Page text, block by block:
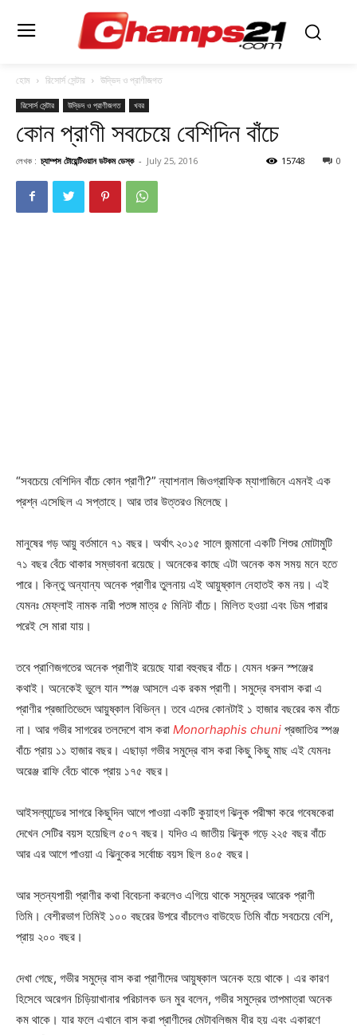
হোম রিসোর্স সেন্টার উদ্ভিদ ও প্রাণীজগত
রিসোর্স সেন্টার উদ্ভিদ ও প্রাণীজগত খবর
কোন প্রাণী সবচেয়ে বেশিদিন বাঁচে
লেখক : চ্যাম্পস টোয়েন্টিওয়ান ডটকম ডেস্ক - July 25, 2016 0
15748
“সবচেয়ে বেশিদিন বাঁচে কোন প্রাণী?” ন্যাশনাল জিওগ্রাফিক ম্যাগাজিনে এমনই এক
প্রশ্ন এসেছিল এ সপ্তাহে। আর তার উত্তরও মিলেছে।
মানুষের গড় আয়ু বর্তমানে ৭১ বছর। অর্থাৎ ২০১৫ সালে জন্মানো একটি শিশুর মোটামুটি
৭১ বছর বেঁচে থাকার সম্ভাবনা রয়েছে। অনেকের কাছে এটা অনেক কম সময় মনে হতে
পারে। কিন্তু অন্যান্য অনেক প্রাণীর তুলনায় এই আয়ুষ্কাল নেহাতই কম নয়। এই
যেমনঃ মেফ্লাই নামক নারী পতঙ্গ মাত্র ৫ মিনিট বাঁচে। মিলিত হওয়া এবং ডিম পারার
পরেই সে মারা যায়।
তবে প্রাণিজগতের অনেক প্রাণীই রয়েছে যারা বহুবছর বাঁচে। যেমন ধরুন স্পঞ্জের
কথাই। অনেকেই ভুলে যান স্পঞ্জ আসলে এক রকম প্রাণী। সমুদ্রে বসবাস করা এ
প্রাণীর প্রজাতিভেদে আয়ুষ্কাল বিভিন্ন। তবে এদের কোনটাই ১ হাজার বছরের কম বাঁচে
না। আর গভীর সাগরের তলদেশে বাস করা Monorhaphis chuni প্রজাতির স্পঞ্জ
বাঁচে প্রায় ১১ হাজার বছর। এছাড়া গভীর সমুদ্রে বাস করা কিছু কিছু মাছ এই যেমনঃ
অরেঞ্জ রাফি বেঁচে থাকে প্রায় ১৭৫ বছর।
আইসল্যান্ডের সাগরে কিছুদিন আগে পাওয়া একটি কুয়াহগ ঝিনুক পরীক্ষা করে গবেষকেরা
দেখেন সেটির বয়স হয়েছিল ৫০৭ বছর। যদিও এ জাতীয় ঝিনুক গড়ে ২২৫ বছর বাঁচে
আর এর আগে পাওয়া এ ঝিনুকের সর্বোচ্চ বয়স ছিল ৪০৫ বছর।
আর স্তন্যপায়ী প্রাণীর কথা বিবেচনা করলেও এগিয়ে থাকে সমুদ্রের আরেক প্রাণী
তিমি। বেশীরভাগ তিমিই ১০০ বছরের উপরে বাঁচলেও বাউহেড তিমি বাঁচে সবচেয়ে বেশি,
প্রায় ২০০ বছর।
দেখা গেছে, গভীর সমুদ্রে বাস করা প্রাণীদের আয়ুষ্কাল অনেক হয়ে থাকে। এর কারণ
হিসেবে অরেগন চিড়িয়াখানার পরিচালক ডন মুর বলেন, গভীর সমুদ্রের তাপমাত্রা অনেক
কম থাকে। যার ফলে এখানে বাস করা প্রাণীদের মেটাবলিজম ধীর হয় এবং একারণে